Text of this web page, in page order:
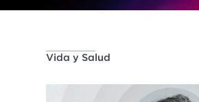
Vida y Salud